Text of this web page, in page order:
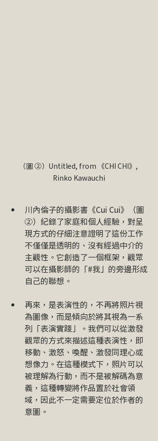
（圖 ➁）Untitled, from 《CHI CHI》,
Rinko Kawauchi
川內倫子的攝影書《Cui Cui》（圖
➁）紀錄了家庭和個人經驗，對呈
現方式的仔細注意證明了這份工作
不僅僅是透明的、沒有經過中介的
主觀性。它創造了一個框架，觀眾
可以在攝影師的「#我」的旁邊形成
自己的聯想。
再來，是表演性的，不再將照片視
為圖像，而是傾向於將其視為一系
列「表演實踐」。我們可以從激發
觀眾的方式來描述這種表演性，即
移動、激怒、喚醒、激發同理心或
想像力。在這種模式下，照片可以
被理解為行動，而不是被解碼為意
義，這種轉變將作品置於社會領
域，因此不一定需要定位於作者的
意圖。